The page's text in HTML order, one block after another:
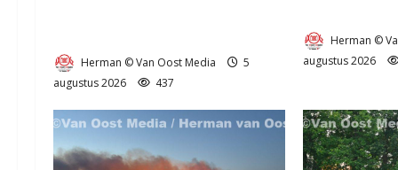
Herman © Van Oost Media
5
augustus 2026
437
Herman ©
augustus 2026